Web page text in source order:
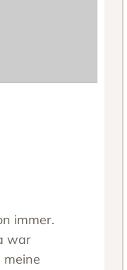
immer.
war
meine